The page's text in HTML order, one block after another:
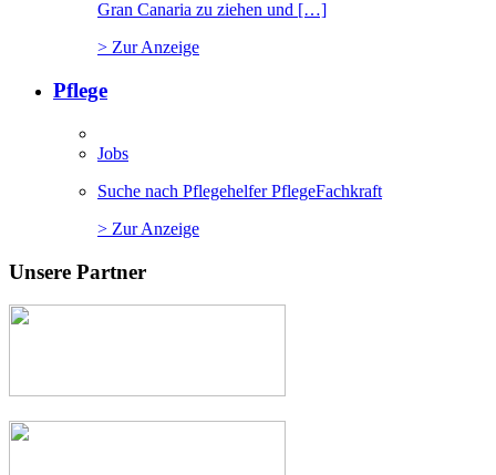
Gran Canaria zu ziehen und […]
> Zur Anzeige
Pflege
Jobs
Suche nach Pflegehelfer PflegeFachkraft
> Zur Anzeige
Unsere Partner